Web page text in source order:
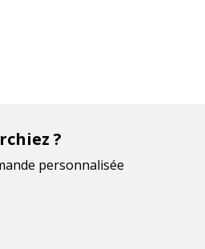
?
personnalisée